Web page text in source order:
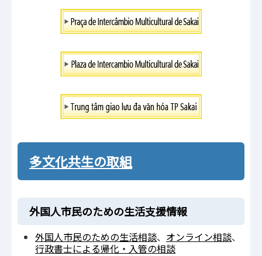
多文化共生の取組
外国人市民のための生活支援情報
外国人市民のための生活相談、 オンライン相談、
行政書士による帰化・入管の相談